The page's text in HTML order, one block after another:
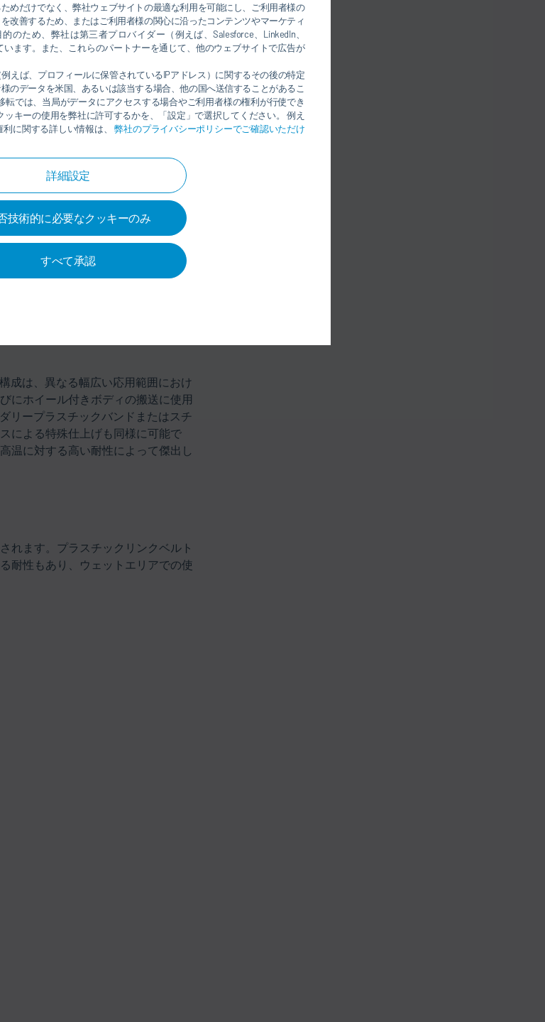
めだけでなく、弊社ウェブサイトの最適な利用を可能にし、ご利用者様の
改善するため、またはご利用者様の関心に沿ったコンテンツやマーケティ
のため、弊社は第三者プロバイダー（例えば、Salesforce、LinkedIn、
います。また、これらのパートナーを通じて、他のウェブサイトで広告が
えば、プロフィールに保管されているIPアドレス）に関するその後の特定
のデータを米国、あるいは該当する場合、他の国へ送信することがあるこ
転では、当局がデータにアクセスする場合やご利用者様の権利が行使でき
キーの使用を弊社に許可するかを、「設定」で選択してください。 例え
利に関する詳しい情報は、弊社のプライバシーポリシーでご確認いただけ
詳細設定
技術的に必要なクッキーのみ
すべて承認
成は、異なる幅広い応用範囲におけ
にホイール付きボディの搬送に使用
リープラスチックバンドまたはスチ
による特殊仕上げも同様に可能で
温に対する高い耐性によって傑出し
れます。プラスチックリンクベルト
耐性もあり、ウェットエリアでの使